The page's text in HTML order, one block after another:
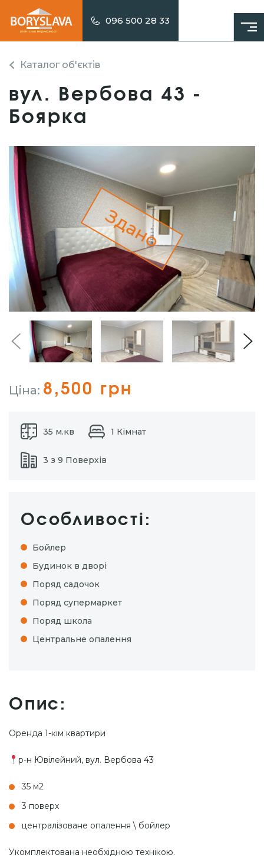
096 500 28 33
Каталог об'єктів
вул. Вербова 43 -
Боярка
Здано
Ціна: 8,500 грн
35 м.кв 1 Кімнат
3 з 9 Поверхів
Особливості:
Бойлер
Будинок в дворі
Поряд садочок
Поряд супермаркет
Поряд школа
Центральне опалення
Опис:
Оренда 1-кім квартири
р-н Ювілейний, вул. Вербова 43
35 м2
3 поверх
централізоване опалення \ бойлер
Укомплектована необхідною технікою.